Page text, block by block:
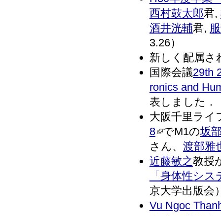
西村鼓太郎君,
酒井洸輔君,
3.26）
新しく配属さ
国際会議29th
ronics and
表しました．
大阪千里ライ
8
でM1の坂
さん、 渡部雅
近藤敏之教授
「身体性シ
京大学出版会
Vu Ngoc